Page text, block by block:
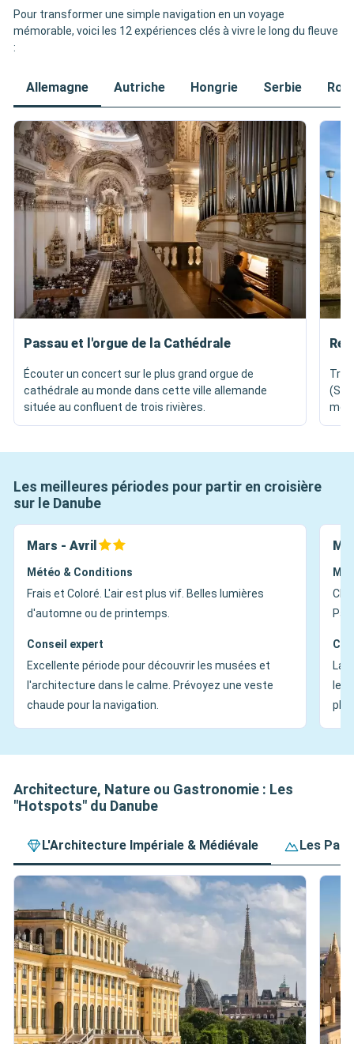
Pour transformer une simple navigation en un voyage
mémorable, voici les 12 expériences clés à vivre le long du fleuve
:
Allemagne Autriche Hongrie Serbie
Passau et l'orgue de la Cathédrale
Écouter un concert sur le plus grand orgue de
cathédrale au monde dans cette ville allemande
située au confluent de trois rivières.
Les meilleures périodes pour partir en croisière
sur le Danube
Mars - Avril
Météo & Conditions
Frais et Coloré. L'air est plus vif. Belles lumières
d'automne ou de printemps.
Conseil expert
Excellente période pour découvrir les musées et
l'architecture dans le calme. Prévoyez une veste
chaude pour la navigation.
La
les
Architecture, Nature ou Gastronomie : Les
"Hotspots" du Danube
L'Architecture Impériale & Médiévale Les